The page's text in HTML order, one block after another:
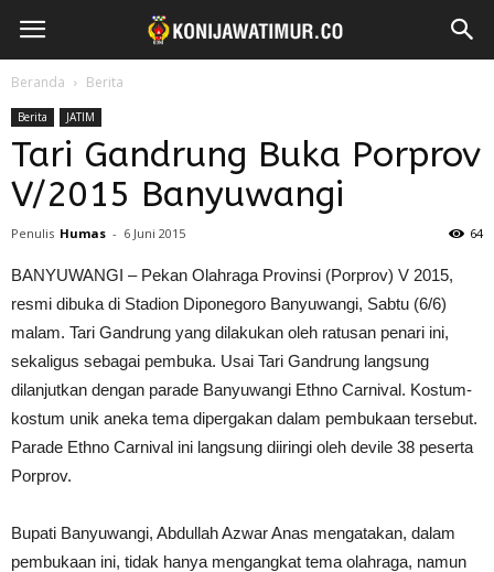
Beranda Berita
Berita JATIM
Tari Gandrung Buka Porprov
V/2015 Banyuwangi
Penulis Humas - 6 Juni 2015 64
BANYUWANGI – Pekan Olahraga Provinsi (Porprov) V 2015,
resmi dibuka di Stadion Diponegoro Banyuwangi, Sabtu (6/6)
malam. Tari Gandrung yang dilakukan oleh ratusan penari ini,
sekaligus sebagai pembuka. Usai Tari Gandrung langsung
dilanjutkan dengan parade Banyuwangi Ethno Carnival. Kostum-
kostum unik aneka tema dipergakan dalam pembukaan tersebut.
Parade Ethno Carnival ini langsung diiringi oleh devile 38 peserta
Porprov.
Bupati Banyuwangi, Abdullah Azwar Anas mengatakan, dalam
pembukaan ini, tidak hanya mengangkat tema olahraga, namun